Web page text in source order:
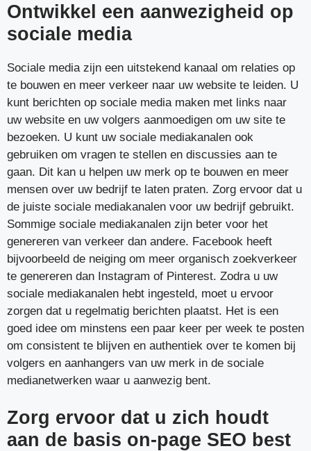
Ontwikkel een aanwezigheid op
sociale media
Sociale media zijn een uitstekend kanaal om relaties op
te bouwen en meer verkeer naar uw website te leiden. U
kunt berichten op sociale media maken met links naar
uw website en uw volgers aanmoedigen om uw site te
bezoeken. U kunt uw sociale mediakanalen ook
gebruiken om vragen te stellen en discussies aan te
gaan. Dit kan u helpen uw merk op te bouwen en meer
mensen over uw bedrijf te laten praten. Zorg ervoor dat u
de juiste sociale mediakanalen voor uw bedrijf gebruikt.
Sommige sociale mediakanalen zijn beter voor het
genereren van verkeer dan andere. Facebook heeft
bijvoorbeeld de neiging om meer organisch zoekverkeer
te genereren dan Instagram of Pinterest. Zodra u uw
sociale mediakanalen hebt ingesteld, moet u ervoor
zorgen dat u regelmatig berichten plaatst. Het is een
goed idee om minstens een paar keer per week te posten
om consistent te blijven en authentiek over te komen bij
volgers en aanhangers van uw merk in de sociale
medianetwerken waar u aanwezig bent.
Zorg ervoor dat u zich houdt
aan de basis on-page SEO best